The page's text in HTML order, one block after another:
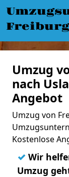
Umzug
nach
Angebot
Umzug von
Kostenlose
✓ Wir
Umzug